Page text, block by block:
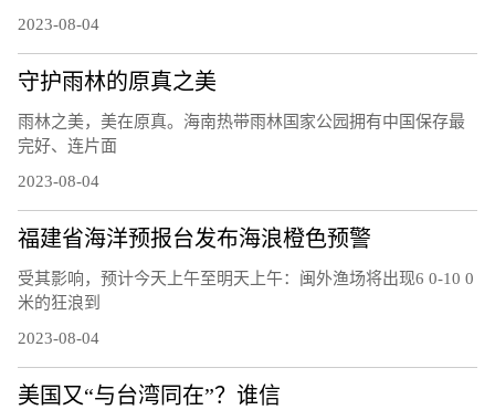
2023-08-04
守护雨林的原真之美
雨林之美，美在原真。海南热带雨林国家公园拥有中国保存最
完好、连片面
2023-08-04
福建省海洋预报台发布海浪橙色预警
受其影响，预计今天上午至明天上午：闽外渔场将出现6 0-10 0
米的狂浪到
2023-08-04
美国又“与台湾同在”？谁信